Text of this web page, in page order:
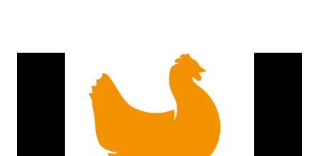
در شرایط متنوع آب‌وهوایی عملکرد خوبی نشان دهد. در مقابل، مرغ
اصلاح‌نژاد شده و به‌صورت اختصاصی برای تولید تخم‌مرغ تجاری
طراحی گردیده است. ۲. میزان تخم‌گذاری تفاوت اصلی میان این دو